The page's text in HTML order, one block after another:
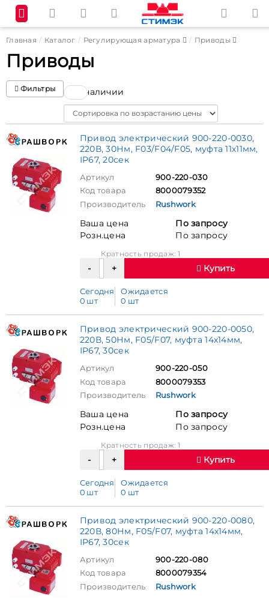
Главная Каталог Регулирующая арматура Приводы
Приводы
Фильтры В наличии
Sort
Привод электрический 900-220-0030,
220В, 30Нм, F03/F04/F05, муфта 11х11мм,
IP67, 20сек
Артикул
900-220-030
Код товара
8000079352
Производитель
Rushwork
Ваша цена
По запросу
Розн.цена
По запросу
Кратность продаж: 1
Купить
Сегодня
0 шт
Ожидается
0 шт
Привод электрический 900-220-0050,
220В, 50Нм, F05/F07, муфта 14х14мм,
IP67, 30сек
Артикул
900-220-050
Код товара
8000079353
Производитель
Rushwork
Ваша цена
По запросу
Розн.цена
По запросу
Кратность продаж: 1
Купить
Сегодня
0 шт
Ожидается
0 шт
Привод электрический 900-220-0080,
220В, 80Нм, F05/F07, муфта 14х14мм,
IP67, 30сек
Артикул
900-220-080
Код товара
8000079354
Производитель
Rushwork